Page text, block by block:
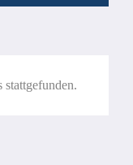
stattgefunden.